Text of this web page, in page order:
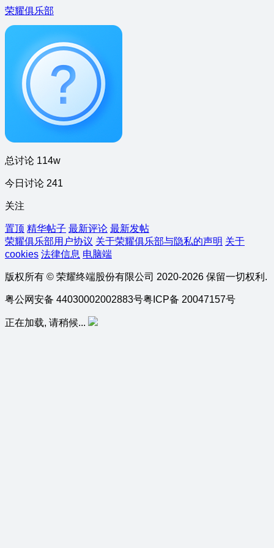
荣耀俱乐部
总讨论 114w
今日讨论 241
关注
置顶 精华帖子 最新评论 最新发帖
荣耀俱乐部用户协议 关于荣耀俱乐部与隐私的声明 关于
cookies 法律信息 电脑端
版权所有 © 荣耀终端股份有限公司 2020-2026 保留一切权利.
粤公网安备 44030002002883号粤ICP备 20047157号
正在加载, 请稍候...